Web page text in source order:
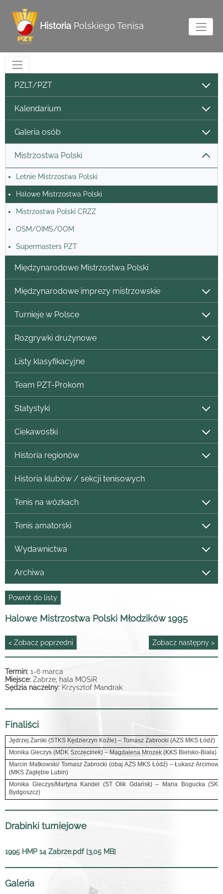
Historia Polskiego Tenisa
PZLT/PZT
Kalendarium
Galeria osób
Mistrzostwa Polski
Letnie Mistrzostwa Polski
Halowe Mistrzostwa Polski
Mistrzostwa Polski CRZZ
OSM/OIMS/OOM
Supermasters PZT
Międzynarodowe Mistrzostwa Polski
Międzynarodowe imprezy mistrzowskie
Turnieje w Polsce
Rozgrywki drużynowe
Listy klasyfikacyjne
Team PZT-Prokom
Statystyki
Ciekawostki
Historia regionów
Historia klubów / sekcji tenisowych
Tenis na wózkach
Tenis amatorski
Wydawnictwa
Archiwa
Powrót do listy
Halowe Mistrzostwa Polski Młodzików 1995
< Zobacz poprzedni Zobacz następny >
Termin: 1-6 marca
Miejsce: Zabrze, hala MOSiR
Sędzia naczelny: Krzysztof Mandrak
Finaliści
Jędrzej Żarski (STKS Kędzierzyn Koźle) – Tomasz Zabrocki (AZS MKS Łódź)
Monika Gieczys (MDK Szczecinek) – Magdalena Mrozek (KKS Bielsko-Biała)
Marcin Matkowski/ Tomasz Zabrocki (obaj AZS MKS Łódź) – Łukasz
(MKS Zagłębie Lubin)
Monika Gieczys/Martyna Kandel (ST Olik Gdańsk) – Maria Bogucka
Bydgoszcz)
Drabinki turniejowe
1995 HMP 14 Zabrze.pdf [3,05 MB]
Galeria